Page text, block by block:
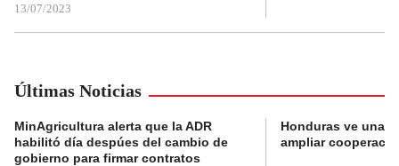
13/07/2023
Últimas Noticias
MinAgricultura alerta que la ADR
habilitó día despúes del cambio de
gobierno para firmar contratos
Honduras ve una
ampliar